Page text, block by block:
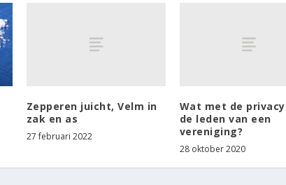
Zepperen juicht, Velm in
zak en as
27 februari 2022
Wat met de
de leden van een
vereniging?
28 oktober 2020